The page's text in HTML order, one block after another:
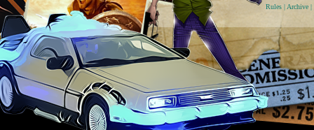
Rules | Archive |